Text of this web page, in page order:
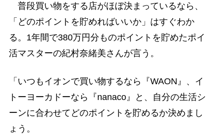
普段買い物をする店がほぼ決まっているなら、
「どのポイントを貯めればいいか」はすぐわか
る。1年間で380万円分ものポイントを貯めたポイ
活マスターの紀村奈緒美さんが言う。
「いつもイオンで買い物するなら『WAON』、イ
トーヨーカドーなら『nanaco』と、自分の生活シ
ーンに合わせてどのポイントを貯めるか決めまし
ょう。